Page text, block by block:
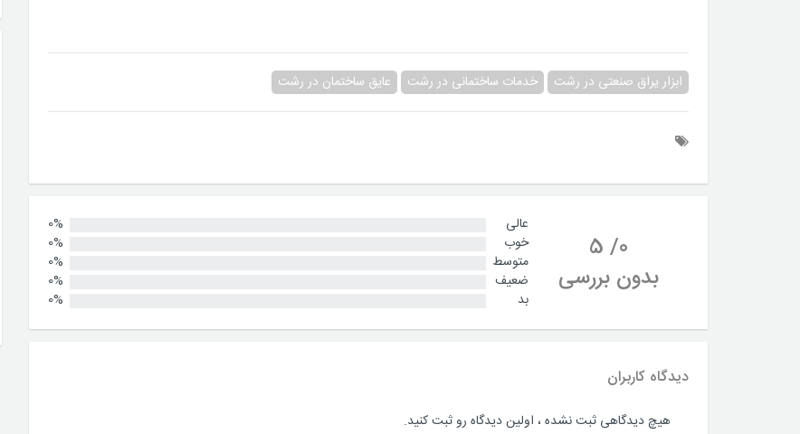
ابزار یراق صنعتی در رشت خدمات ساختمانی در رشت عایق ساختمان در رشت
0
/
5
بدون بررسی
عالی
0%
خوب
0%
متوسط
0%
ضعیف
0%
بد
0%
دیدگاه کاربران
هیچ دیدگاهی ثبت نشده ، اولین دیدگاه رو ثبت کنید.